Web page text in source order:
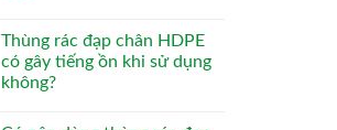
Thùng rác đạp chân HDPE
có gây tiếng ồn khi sử dụng
không?